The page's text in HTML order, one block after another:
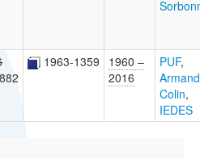
1963-1359
1960 –
2016
PUF,
Armand
Colin,
IEDES